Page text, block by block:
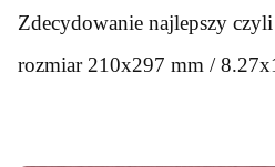
Zdecydowanie najlepszy
rozmiar 210x297 mm /